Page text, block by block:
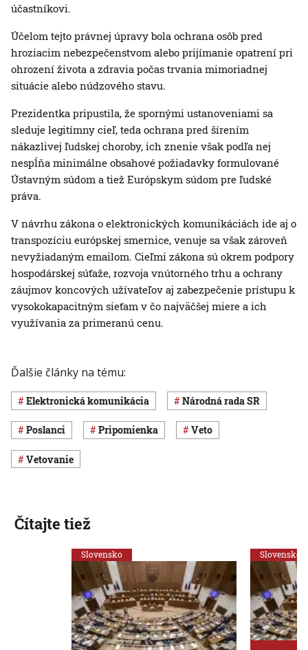
účastníkovi.
Účelom tejto právnej úpravy bola ochrana osôb pred
hroziacim nebezpečenstvom alebo prijímanie opatrení pri
ohrození života a zdravia počas trvania mimoriadnej
situácie alebo núdzového stavu.
Prezidentka pripustila, že spornými ustanoveniami sa
sleduje legitímny cieľ, teda ochrana pred šírením
nákazlivej ľudskej choroby, ich znenie však podľa nej
nespĺňa minimálne obsahové požiadavky formulované
Ústavným súdom a tiež Európskym súdom pre ľudské
práva.
V návrhu zákona o elektronických komunikáciách ide aj o
transpozíciu európskej smernice, venuje sa však zároveň
nevyžiadaným emailom. Cieľmi zákona sú okrem podpory
hospodárskej súťaže, rozvoja vnútorného trhu a ochrany
záujmov koncových užívateľov aj zabezpečenie prístupu k
vysokokapacitným sieťam v čo najväčšej miere a ich
využívania za primeranú cenu.
Ďalšie články na tému:
elektronická komunikácia Národná rada SR
poslanci pripomienka veto
vetovanie
Čítajte tiež
Slovensko Slovensko